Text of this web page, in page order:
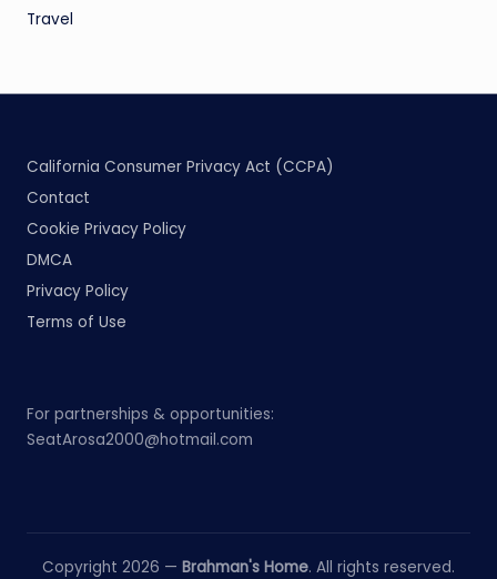
Travel
California Consumer Privacy Act (CCPA)
Contact
Cookie Privacy Policy
DMCA
Privacy Policy
Terms of Use
For partnerships & opportunities:
SeatArosa2000@hotmail.com
Copyright 2026 — Brahman's Home. All rights reserved.